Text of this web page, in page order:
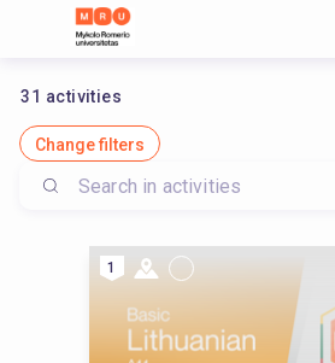
31 activities
Change filters
1